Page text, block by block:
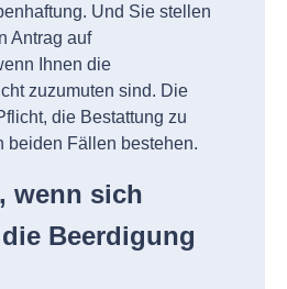
Und Sie stellen
Antrag auf
Ihnen die
zuzumuten sind. Die
die Bestattung zu
beiden Fällen bestehen.
wenn sich
Beerdigung